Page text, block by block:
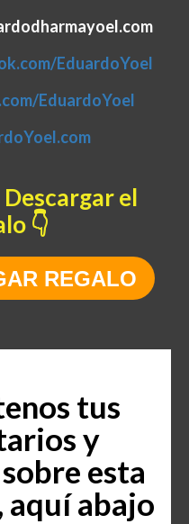
EduardoYoel
EduardoYoel
el
👇
REGALO
tus
y
esta
aquí abajo